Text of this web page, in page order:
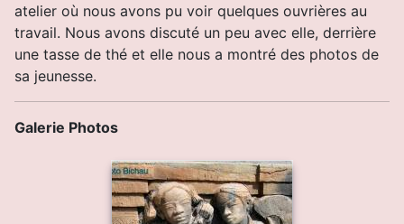
atelier où nous avons pu voir quelques ouvrières au
travail. Nous avons discuté un peu avec elle, derrière
une tasse de thé et elle nous a montré des photos de
sa jeunesse.
Galerie Photos